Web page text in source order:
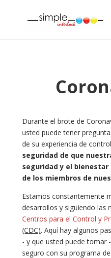
Durante el brote de
usted puede tener
de su experiencia de
seguridad de que
seguridad y el
de los miembros de
Estamos constantemente
desarrollos y siguiendo las
Centros para el Control y
(CDC). Aquí hay algunos
- y que usted puede tomar
seguro con su programa